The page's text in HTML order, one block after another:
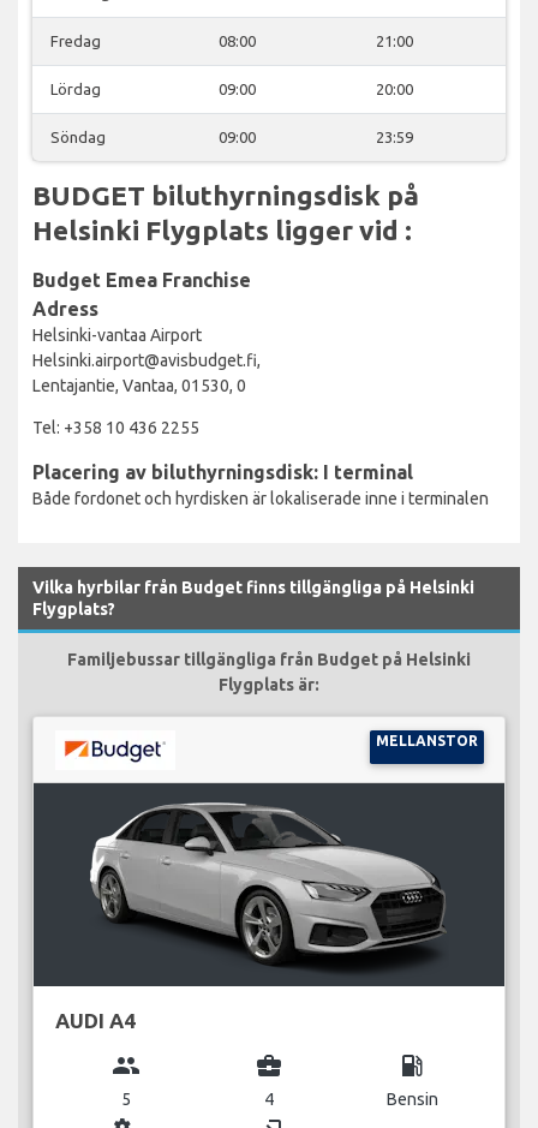
Fredag 08:00 21:00
Lördag 09:00 20:00
Söndag 09:00 23:59
BUDGET biluthyrningsdisk på
Helsinki Flygplats ligger vid :
Budget Emea Franchise
Adress
Helsinki-vantaa Airport
Helsinki.airport@avisbudget.fi,
Lentajantie, Vantaa, 01530, 0
Tel: +358 10 436 2255
Placering av biluthyrningsdisk: I terminal
Både fordonet och hyrdisken är lokaliserade inne i terminalen
Vilka hyrbilar från Budget finns tillgängliga på Helsinki
Flygplats?
Familjebussar tillgängliga från Budget på Helsinki
Flygplats är:
MELLANSTOR
AUDI A4
group
5
business_center
4
local_gas_station
Bensin